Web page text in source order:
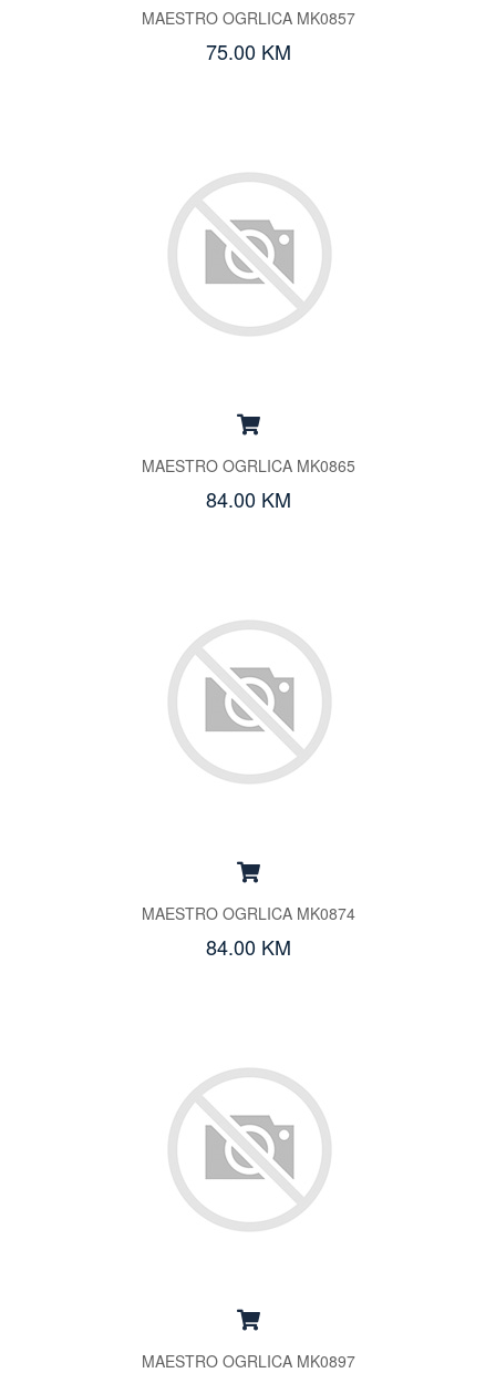
MAESTRO OGRLICA MK0857
75.00 KM
MAESTRO OGRLICA MK0865
84.00 KM
MAESTRO OGRLICA MK0874
84.00 KM
MAESTRO OGRLICA MK0897